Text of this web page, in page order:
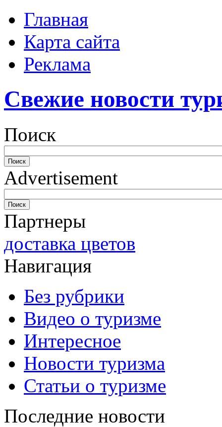
Главная
Карта сайта
Реклама
Свежие новости
Поиск
Advertisement
Партнеры
доставка цветов
Навигация
Без рубрики
Видео о туризме
Интересное
Новости туризма
Статьи о туризме
Последние новости